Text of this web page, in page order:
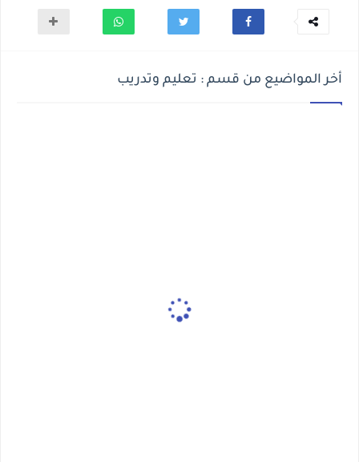
أخر المواضيع من قسم : تعليم وتدريب